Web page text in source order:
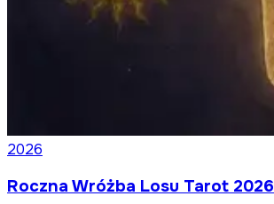
2026
Roczna Wróżba Losu Tarot 2026